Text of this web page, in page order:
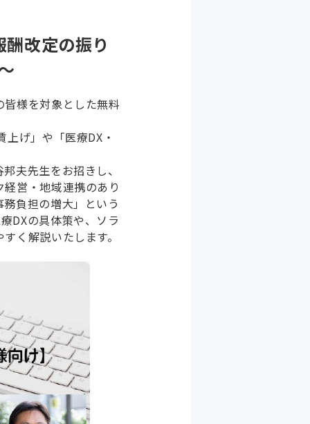
改定の振り
様を対象とした無料
げ」や「医療DX・
夫先生をお招きし、
営・地域連携のあり
負担の増大」という
DXの具体策や、ソラ
く解説いたします。